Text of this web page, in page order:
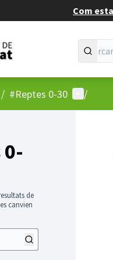
Com
/ #Reptes 0-30 Menú
/
de
canvien